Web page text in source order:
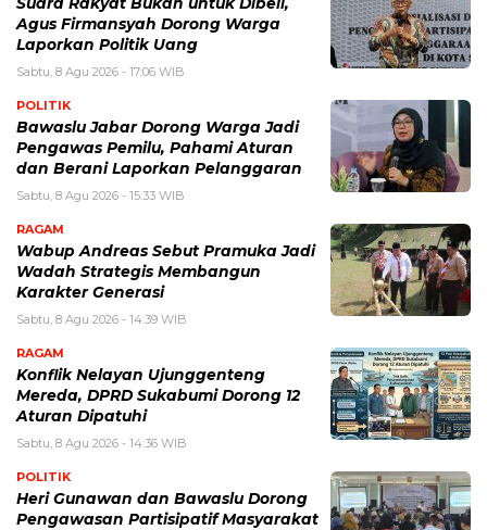
Suara Rakyat Bukan untuk Dibeli,
Agus Firmansyah Dorong Warga
Laporkan Politik Uang
Sabtu, 8 Agu 2026 - 17:06 WIB
POLITIK
Bawaslu Jabar Dorong Warga Jadi
Pengawas Pemilu, Pahami Aturan
dan Berani Laporkan Pelanggaran
Sabtu, 8 Agu 2026 - 15:33 WIB
RAGAM
Wabup Andreas Sebut Pramuka Jadi
Wadah Strategis Membangun
Karakter Generasi ‎
Sabtu, 8 Agu 2026 - 14:39 WIB
RAGAM
Konflik Nelayan Ujunggenteng
Mereda, DPRD Sukabumi Dorong 12
Aturan Dipatuhi
Sabtu, 8 Agu 2026 - 14:36 WIB
POLITIK
Heri Gunawan dan Bawaslu Dorong
Pengawasan Partisipatif Masyarakat